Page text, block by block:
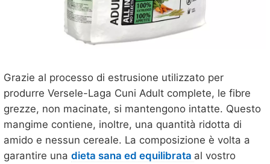
Grazie al processo di estrusione utilizzato per
produrre Versele-Laga Cuni Adult complete, le fibre
grezze, non macinate, si mantengono intatte. Questo
mangime contiene, inoltre, una quantità ridotta di
amido e nessun cereale. La composizione è volta a
garantire una dieta sana ed equilibrata al vostro